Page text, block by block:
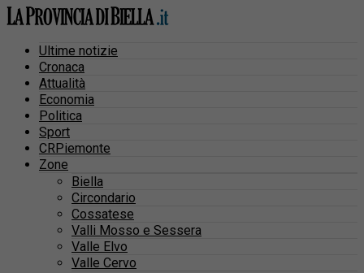
Ultime notizie
Cronaca
Attualità
Economia
Politica
Sport
CRPiemonte
Zone
Biella
Circondario
Cossatese
Valli Mosso e Sessera
Valle Elvo
Valle Cervo